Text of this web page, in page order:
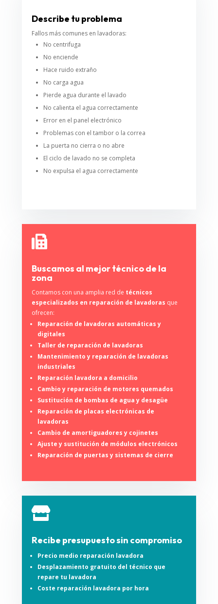
Describe tu problema
Fallos más comunes en lavadoras:
No centrifuga
No enciende
Hace ruido extraño
No carga agua
Pierde agua durante el lavado
No calienta el agua correctamente
Error en el panel electrónico
Problemas con el tambor o la correa
La puerta no cierra o no abre
El ciclo de lavado no se completa
No expulsa el agua correctamente

Buscamos al mejor técnico de la
zona
Contamos con una amplia red de técnicos
especializados en reparación de lavadoras que
ofrecen:
Reparación de lavadoras automáticas y
digitales
Taller de reparación de lavadoras
Mantenimiento y reparación de lavadoras
industriales
Reparación lavadora a domicilio
Cambio y reparación de motores quemados
Sustitución de bombas de agua y desagüe
Reparación de placas electrónicas de
lavadoras
Cambio de amortiguadores y cojinetes
Ajuste y sustitución de módulos electrónicos
Reparación de puertas y sistemas de cierre

Recibe presupuesto sin compromiso
Precio medio reparación lavadora
Desplazamiento gratuito del técnico que
repare tu lavadora
Coste reparación lavadora por hora